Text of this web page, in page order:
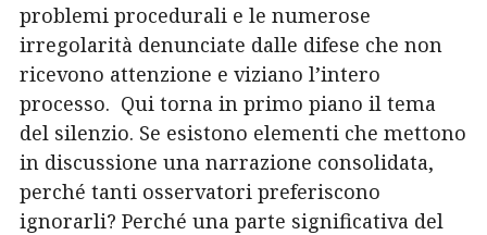
problemi procedurali e le numerose
irregolarità denunciate dalle difese che non
ricevono attenzione e viziano l’intero
processo. Qui torna in primo piano il tema
del silenzio. Se esistono elementi che mettono
in discussione una narrazione consolidata,
perché tanti osservatori preferiscono
ignorarli? Perché una parte significativa del